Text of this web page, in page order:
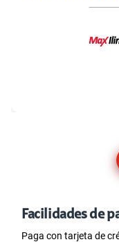
Facilidades de
Paga con tarjeta de